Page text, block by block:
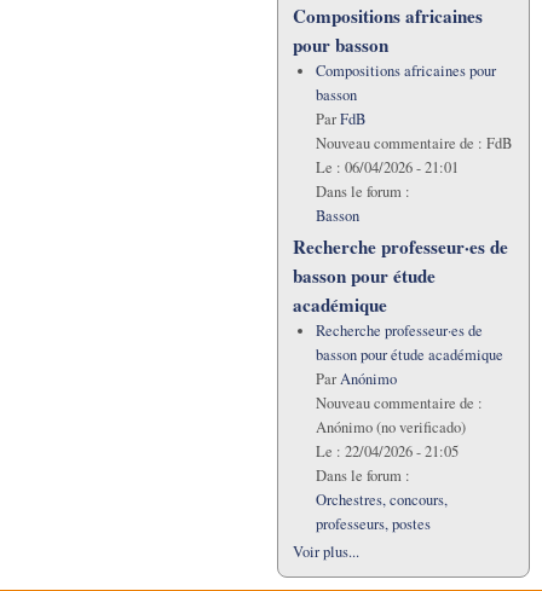
Compositions africaines
pour basson
Compositions africaines pour
basson
ParFdB
Nouveau commentaire de : FdB
Le : 06/04/2026 - 21:01
Dans le forum :
Basson
Recherche professeur·es de
basson pour étude
académique
Recherche professeur·es de
basson pour étude académique
ParAnónimo
Nouveau commentaire de :
Anónimo (no verificado)
Le : 22/04/2026 - 21:05
Dans le forum :
Orchestres, concours,
professeurs, postes
Voir plus...